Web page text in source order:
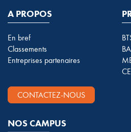
A PROPOS
En bref
Classements
Entreprises partenaires
CONTACTEZ-NOUS
NOS CAMPUS